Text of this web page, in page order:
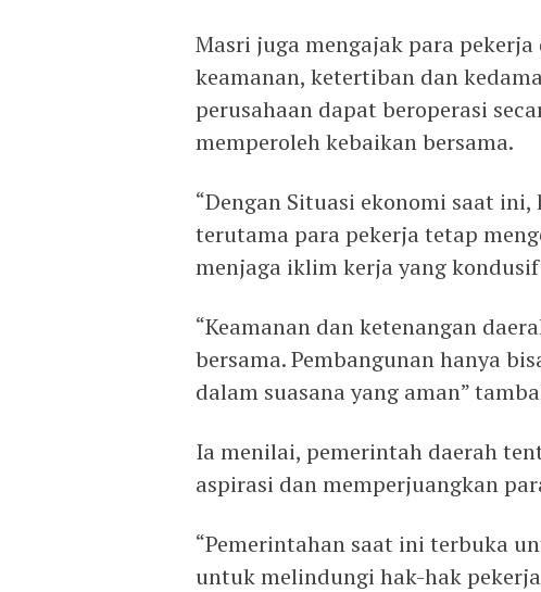
Masri juga mengajak para
keamanan, ketertiban dan
perusahaan dapat beroperasi
memperoleh kebaikan bersama.
“Dengan Situasi ekonomi saat
terutama para pekerja tetap
menjaga iklim kerja yang
“Keamanan dan ketenangan
bersama. Pembangunan hanya
dalam suasana yang aman”
Ia menilai, pemerintah daerah
aspirasi dan memperjuangkan
“Pemerintahan saat ini terbuka
untuk melindungi hak-hak